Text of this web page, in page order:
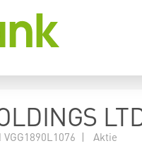
VGG1890L1076 | Aktie